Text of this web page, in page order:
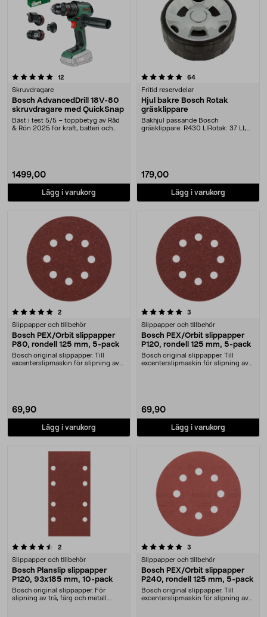
12recensioner
Skruvdragare
Bosch AdvancedDrill 18V-80
skruvdragare med QuickSnap
Bäst i test 5/5 – toppbetyg av Råd
& Rön 2025 för kraft, batteri och
1499,00
Lägg i varukorg
5.0 av 5 stjärnor 64recensioner
Fritid reservdelar
Hjul bakre Bosch Rotak
gräsklippare
Bakhjul passande Bosch
gräsklippare: R430 LIRotak: 37 LI,
179,00
Lägg i varukorg
2recensioner
Slippapper och tillbehör
Bosch PEX/Orbit slippapper
P80, rondell 125 mm, 5-pack
Bosch original slippapper. Till
excenterslipmaskin för slipning av
69,90
Lägg i varukorg
5.0 av 5 stjärnor 3
Slippapper och tillbehör
Bosch PEX/Orbit slippapper
P120, rondell 125 mm, 5-pack
Bosch original slippapper. Till
excenterslipmaskin för slipning av
69,90
Lägg i varukorg
2recensioner
Slippapper och tillbehör
Bosch Planslip slippapper
P120, 93x185 mm, 10-pack
Bosch original slippapper. För
slipning av trä, färg och metall.
5.0 av 5 stjärnor 3
Slippapper och tillbehör
Bosch PEX/Orbit slippapper
P240, rondell 125 mm, 5-pack
Bosch original slippapper. Till
excenterslipmaskin för slipning av